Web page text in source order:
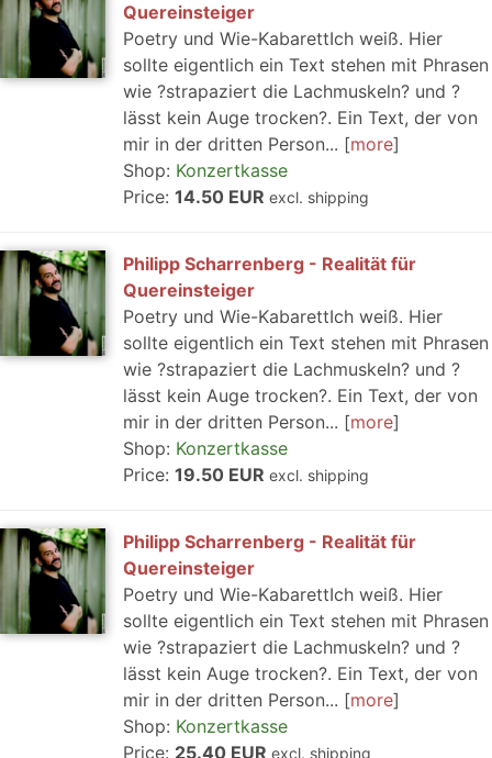
Quereinsteiger
Poetry und Wie-KabarettIch weiß. Hier
sollte eigentlich ein Text stehen mit Phrasen
wie ?strapaziert die Lachmuskeln? und ?
lässt kein Auge trocken?. Ein Text, der von
mir in der dritten Person...
more
Shop: Konzertkasse
Price: 14.50 EUR excl. shipping
Philipp Scharrenberg - Realität für
Quereinsteiger
Poetry und Wie-KabarettIch weiß. Hier
sollte eigentlich ein Text stehen mit Phrasen
wie ?strapaziert die Lachmuskeln? und ?
lässt kein Auge trocken?. Ein Text, der von
mir in der dritten Person...
more
Shop: Konzertkasse
Price: 19.50 EUR excl. shipping
Philipp Scharrenberg - Realität für
Quereinsteiger
Poetry und Wie-KabarettIch weiß. Hier
sollte eigentlich ein Text stehen mit Phrasen
wie ?strapaziert die Lachmuskeln? und ?
lässt kein Auge trocken?. Ein Text, der von
mir in der dritten Person...
more
Shop: Konzertkasse
Price: 25.40 EUR excl. shipping